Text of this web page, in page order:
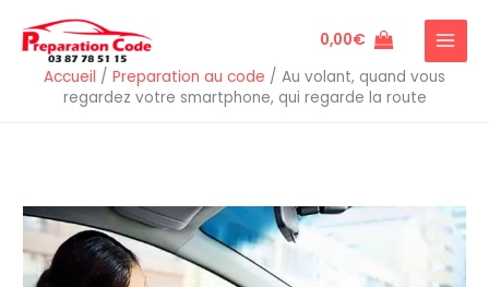
contenu
0,00€
Accueil / Preparation au code / Au volant, quand vous
regardez votre smartphone, qui regarde la route